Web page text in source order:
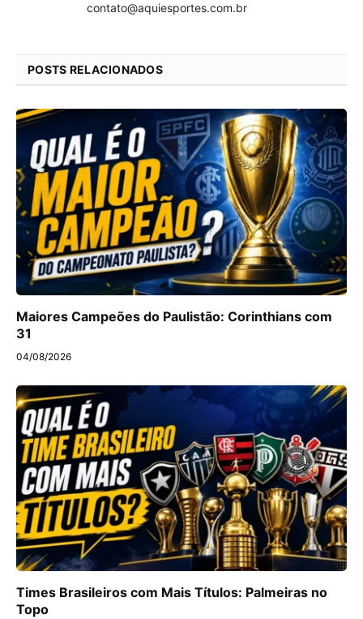
contato@aquiesportes.com.br
POSTS RELACIONADOS
Maiores Campeões do Paulistão: Corinthians com
31
04/08/2026
Times Brasileiros com Mais Títulos: Palmeiras no
Topo